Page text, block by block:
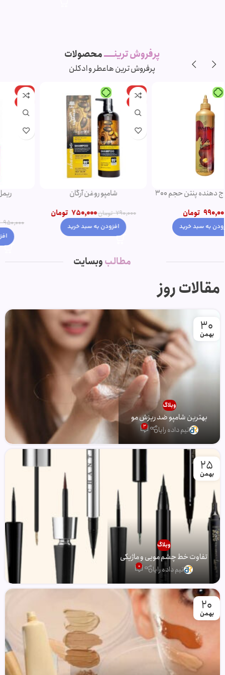
پرفروش ترینـــــمحصولات
پرفروش ترین هاعطر و ادکلن
-5%
ویژه
شامپو روغن آرگان
790,000 تومان تومان
افزودن به سبد خرید
-11%
ویژه
ریمل صورتی اروجینال
950,000 تومان تومان
افزودن به سبد خرید
مطالبوبسایت
مقالات روز
30
بهمن
وبلاگ
بهترین شامپو ضد ریزش مو
تیم داده رایا 3
25
بهمن
وبلاگ
تفاوت خط چشم مویی و ماژیکی
تیم داده رایا 0
20
بهمن